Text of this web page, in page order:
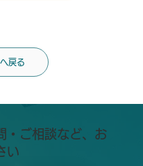
戻る
・ご相談など、お
い